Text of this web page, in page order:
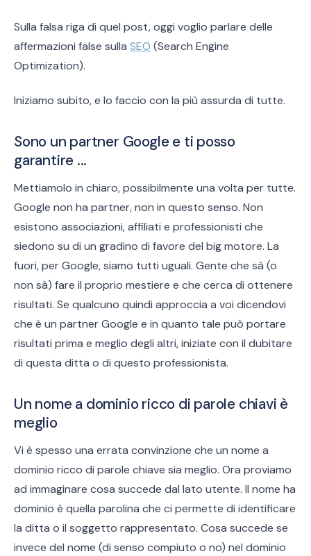
Sulla falsa riga di quel post, oggi voglio parlare delle
affermazioni false sulla SEO (Search Engine
Optimization).
Iniziamo subito, e lo faccio con la più assurda di tutte.
Sono un partner Google e ti posso
garantire ...
Mettiamolo in chiaro, possibilmente una volta per tutte.
Google non ha partner, non in questo senso. Non
esistono associazioni, affiliati e professionisti che
siedono su di un gradino di favore del big motore. La
fuori, per Google, siamo tutti uguali. Gente che sà (o
non sà) fare il proprio mestiere e che cerca di ottenere
risultati. Se qualcuno quindi approccia a voi dicendovi
che è un partner Google e in quanto tale può portare
risultati prima e meglio degli altri, iniziate con il dubitare
di questa ditta o di questo professionista.
Un nome a dominio ricco di parole chiavi è
meglio
Vi è spesso una errata convinzione che un nome a
dominio ricco di parole chiave sia meglio. Ora proviamo
ad immaginare cosa succede dal lato utente. Il nome ha
dominio è quella parolina che ci permette di identificare
la ditta o il soggetto rappresentato. Cosa succede se
invece del nome (di senso compiuto o no) nel dominio